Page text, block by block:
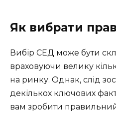
Як вибрати
Вибір СЕД може бути
враховуючи велику
на ринку. Однак, слід
декількох ключових
вам зробити